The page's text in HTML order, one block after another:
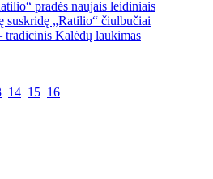
pradės naujais leidiniais
suskridę „Ratilio“ čiulbučiai
tradicinis Kalėdų laukimas
14 15 16